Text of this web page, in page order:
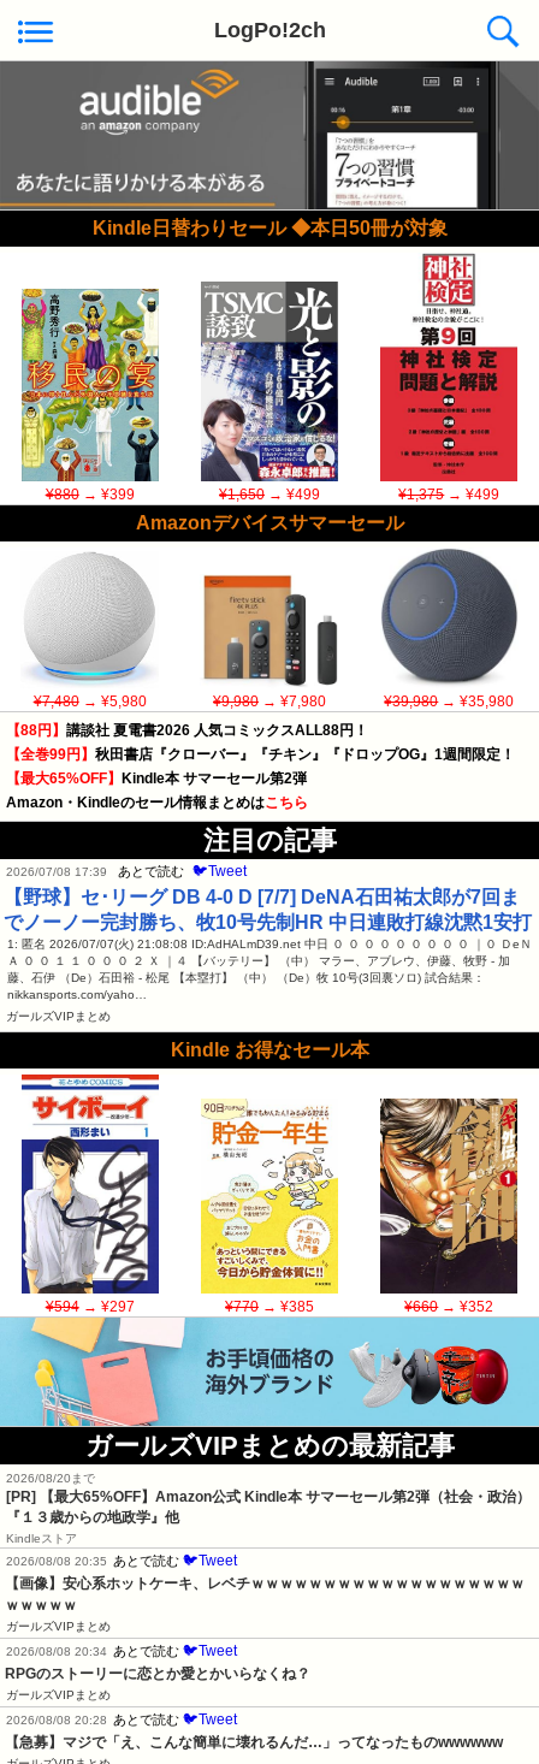
LogPo!2ch
Kindle日替わりセール ◆本日50冊が対象
¥880→ ¥399 ¥1,650→ ¥499 ¥1,375→ ¥499
Amazonデバイスサマーセール
¥7,480→ ¥5,980 ¥9,980→ ¥7,980 ¥39,980→ ¥35,980
【88円】 講談社 夏電書2026 人気コミックスALL88円！
【全巻99円】 秋田書店『クローバー』『チキン』『ドロップOG』1週間限定！
【最大65%OFF】
Kindle本 サマーセール第2弾
Amazon・Kindleのセール情報まとめはこちら
注目の記事
2026/07/08 17:39 あとで読む 🐦Tweet
【野球】セ･リーグ DB 4-0 D [7/7] DeNA石田祐太郎が7回ま
でノーノー完封勝ち、牧10号先制HR 中日連敗打線沈黙1安打
1: 匿名 2026/07/07(火) 21:08:08 ID:AdHALmD39.net 中日 ０ ０ ０ ０ ０ ０ ０ ０ ０ ｜０ ＤeＮ
Ａ ０ ０ １ １ ０ ０ ０ ２ Ｘ ｜４ 【バッテリー】 （中） マラー、アブレウ、伊藤、牧野 - 加
藤、石伊 （De）石田裕 - 松尾 【本塁打】 （中） （De）牧 10号(3回裏ソロ) 試合結果：
nikkansports.com/yaho…
ガールズVIPまとめ
Kindle お得なセール本
¥594→ ¥297 ¥770→ ¥385 ¥660→ ¥352
ガールズVIPまとめの最新記事
2026/08/20まで
[PR]
【最大65%OFF】Amazon公式 Kindle本 サマーセール第2弾（社会・政治）
『１３歳からの地政学』他
Kindleストア
2026/08/08 20:35
あとで読む 🐦Tweet
【画像】安心系ホットケーキ、レベチｗｗｗｗｗｗｗｗｗｗｗｗｗｗｗｗｗｗｗ
ｗｗｗｗｗ
ガールズVIPまとめ
2026/08/08 20:34 あとで読む 🐦Tweet
RPGのストーリーに恋とか愛とかいらなくね？
ガールズVIPまとめ
2026/08/08 20:28
あとで読む 🐦Tweet
【急募】マジで「え、こんな簡単に壊れるんだ…」ってなったものwwwwww